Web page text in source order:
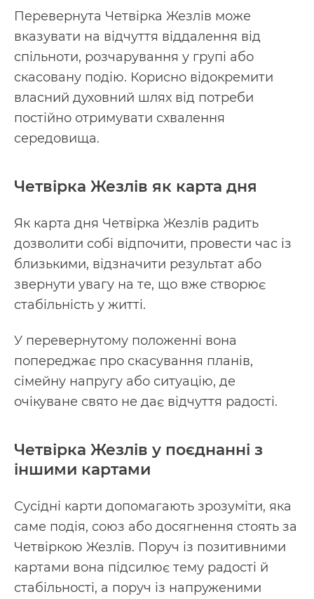
Перевернута Четвірка Жезлів може
вказувати на відчуття віддалення від
спільноти, розчарування у групі або
скасовану подію. Корисно відокремити
власний духовний шлях від потреби
постійно отримувати схвалення
середовища.
Четвірка Жезлів як карта дня
Як карта дня Четвірка Жезлів радить
дозволити собі відпочити, провести час із
близькими, відзначити результат або
звернути увагу на те, що вже створює
стабільність у житті.
У перевернутому положенні вона
попереджає про скасування планів,
сімейну напругу або ситуацію, де
очікуване свято не дає відчуття радості.
Четвірка Жезлів у поєднанні з
іншими картами
Сусідні карти допомагають зрозуміти, яка
саме подія, союз або досягнення стоять за
Четвіркою Жезлів. Поруч із позитивними
картами вона підсилює тему радості й
стабільності, а поруч із напруженими